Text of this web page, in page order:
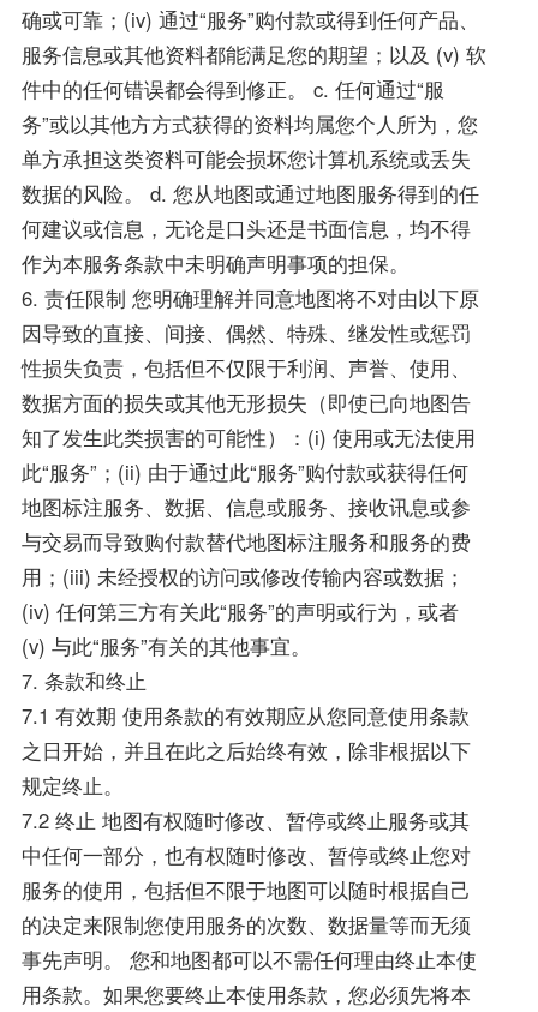
确或可靠；(iv) 通过“服务”购付款或得到任何产品、
服务信息或其他资料都能满足您的期望；以及 (v) 软
件中的任何错误都会得到修正。 c. 任何通过“服
务”或以其他方方式获得的资料均属您个人所为，您
单方承担这类资料可能会损坏您计算机系统或丢失
数据的风险。 d. 您从地图或通过地图服务得到的任
何建议或信息，无论是口头还是书面信息，均不得
作为本服务条款中未明确声明事项的担保。
6. 责任限制 您明确理解并同意地图将不对由以下原
因导致的直接、间接、偶然、特殊、继发性或惩罚
性损失负责，包括但不仅限于利润、声誉、使用、
数据方面的损失或其他无形损失（即使已向地图告
知了发生此类损害的可能性）：(i) 使用或无法使用
此“服务”；(ii) 由于通过此“服务”购付款或获得任何
地图标注服务、数据、信息或服务、接收讯息或参
与交易而导致购付款替代地图标注服务和服务的费
用；(iii) 未经授权的访问或修改传输内容或数据；
(iv) 任何第三方有关此“服务”的声明或行为，或者
(v) 与此“服务”有关的其他事宜。
7. 条款和终止
7.1 有效期 使用条款的有效期应从您同意使用条款
之日开始，并且在此之后始终有效，除非根据以下
规定终止。
7.2 终止 地图有权随时修改、暂停或终止服务或其
中任何一部分，也有权随时修改、暂停或终止您对
服务的使用，包括但不限于地图可以随时根据自己
的决定来限制您使用服务的次数、数据量等而无须
事先声明。 您和地图都可以不需任何理由终止本使
用条款。如果您要终止本使用条款，您必须先将本